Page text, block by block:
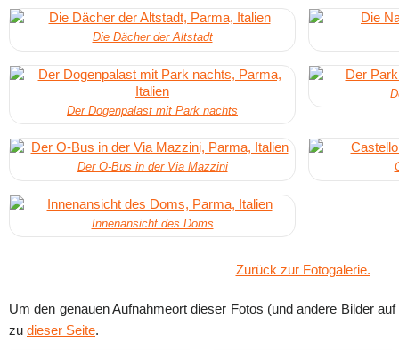
Die Dächer der Altstadt
Der Dogenpalast mit Park nachts
Der O-Bus in der Via Mazzini
Innenansicht des Doms
Zurück zur Fotogalerie.
Um den genauen Aufnahmeort dieser Fotos (und andere Bilder
zu dieser Seite.